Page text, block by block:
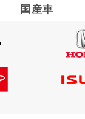
国産車